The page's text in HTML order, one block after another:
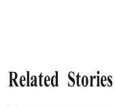
Related Stories